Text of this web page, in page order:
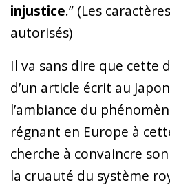
injustice.” (Les
autorisés)
Il va sans dire que cette
d’un article écrit au
l’ambiance du
régnant en Europe à
cherche à convaincre
la cruauté du système